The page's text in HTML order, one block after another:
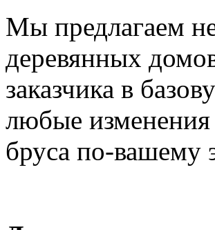
Мы предлагаем
деревянных
заказчика в
любые изменения
бруса по-вашему